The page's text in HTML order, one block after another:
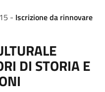
- Iscrizione da rinnovare
DI STORIA E